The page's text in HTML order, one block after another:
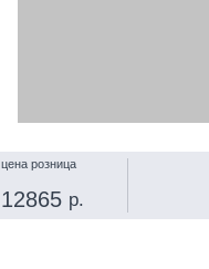
цена розница
12865 р.